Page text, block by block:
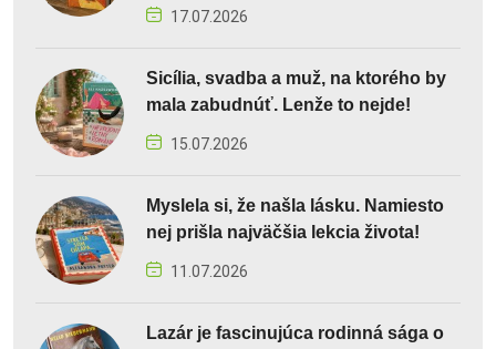
17.07.2026
Sicília, svadba a muž, na ktorého by
mala zabudnúť. Lenže to nejde!
15.07.2026
Myslela si, že našla lásku. Namiesto
nej prišla najväčšia lekcia života!
11.07.2026
Lazár je fascinujúca rodinná sága o